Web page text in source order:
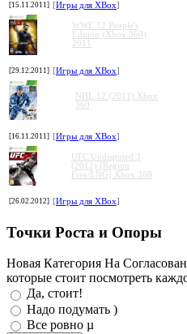
[15.11.2011] [Игры для XBox]
WWE 12 People's
Edition (Xbox 360)
2011
[29.12.2011] [Игры для XBox]
NHL 12 (2011) Xbox
360
[16.11.2011] [Игры для XBox]
UFC Undisputed 3
(2012) [Region
Free/ENG] Xbox 360
[26.02.2012] [Игры для XBox]
Точки Роста и Опоры
Новая Категория На
которые стоит посмотреть
Да, стоит!
Надо подумать )
Все ровно µ